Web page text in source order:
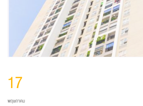
17
พฤษภาคม